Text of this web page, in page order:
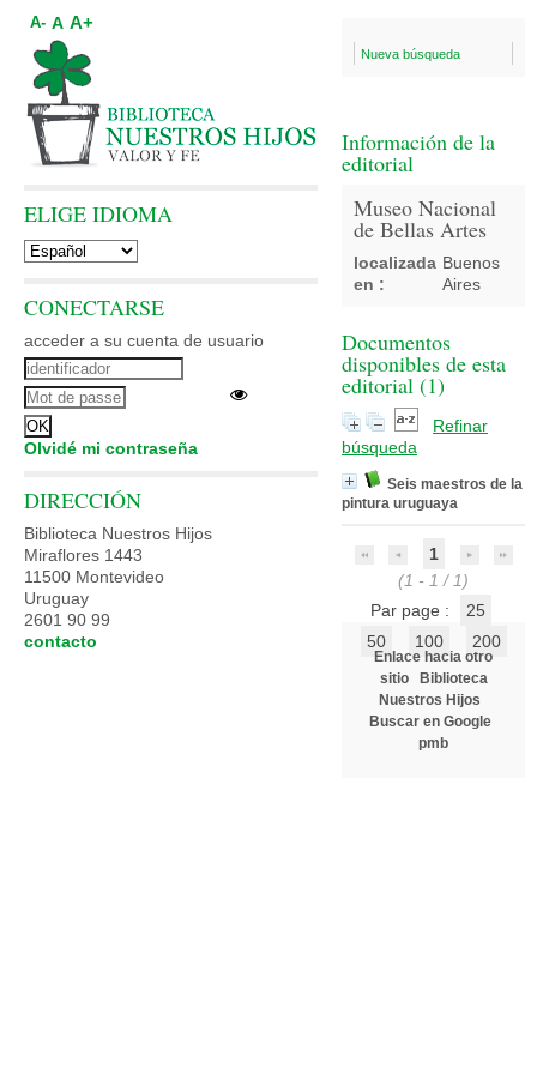
Nueva búsqueda
Información de la
editorial
Museo Nacional
de Bellas Artes
localizada
en :
Buenos
Aires
Documentos
disponibles de esta
editorial (1)
Refinar
búsqueda
Seis maestros de la
pintura uruguaya
1
(1 - 1 / 1)
Par page :
25
50
100 200
Enlace hacia otro
sitio
Biblioteca
Nuestros Hijos
Buscar en Google
pmb
A- A A+
ELIGE IDIOMA
CONECTARSE
acceder a su cuenta de usuario
Olvidé mi contraseña
DIRECCIÓN
Biblioteca Nuestros Hijos
Miraflores 1443
11500 Montevideo
Uruguay
2601 90 99
contacto